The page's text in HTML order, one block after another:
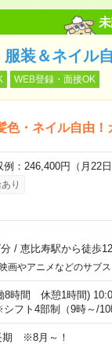
装＆ネイル
WEB登録・面接OK
色・ネイル自由！
：246,400円（月22日
り
/ 恵比寿駅から徒歩
画やアニメなどのサブ
8時間 休憩1時間)
フト4部制（9時～/10
期 ※8月～！